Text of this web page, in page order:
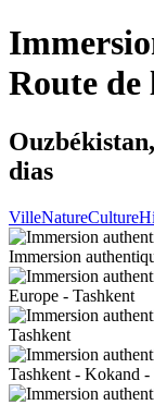
Route de
dias
VilleNatureCulture